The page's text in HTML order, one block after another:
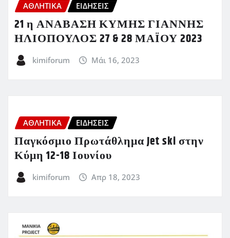
ΑΘΛΗΤΙΚΑ ΕΙΔΗΣΕΙΣ
21 η ΑΝΑΒΑΣΗ ΚΥΜΗΣ ΓΙΑΝΝΗΣ
ΗΛΙΟΠΟΥΛΟΣ 27 & 28 ΜΑΪΟΥ 2023
kimiforum Μάι 16, 2023
ΑΘΛΗΤΙΚΑ ΕΙΔΗΣΕΙΣ
Παγκόσμιο Πρωτάθλημα Jet ski στην
Κύμη 12-18 Ιουνίου
kimiforum Απρ 18, 2023